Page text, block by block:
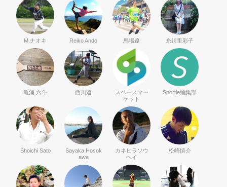
M.ナオキ Reiko Ando 馬場遼 糸川里彩子
亀浦 六斗 西川遼
スペースマー
ケット
Sportie編集部
Shoichi Sato
Sayaka Hosok
awa
カネヒラソウ
ヘイ
松崎慎介